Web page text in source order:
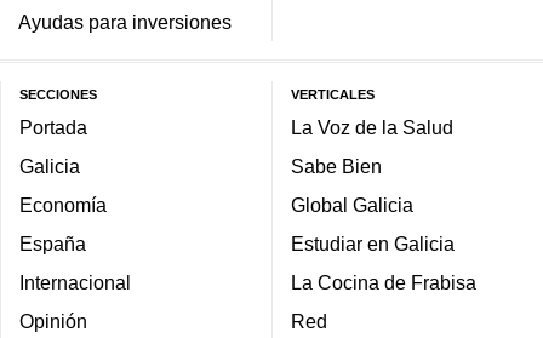
Ayudas para inversiones
SECCIONES
Portada
Galicia
Economía
España
Internacional
Opinión
VERTICALES
La Voz de la Salud
Sabe Bien
Global Galicia
Estudiar en Galicia
La Cocina de Frabisa
Red